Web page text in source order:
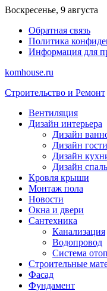
Перейти
содержимому
Воскресенье, 9 августа
Обратная связь
Политика
Информация для
komhouse.ru
Строительство и Ремонт
Вентиляция
Дизайн интерьера
Дизайн
Дизайн
Дизайн
Дизайн
Кровля крыши
Монтаж пола
Новости
Окна и двери
Сантехника
Канализация
Водопровод
Система
Строительные
Фасад
Фундамент